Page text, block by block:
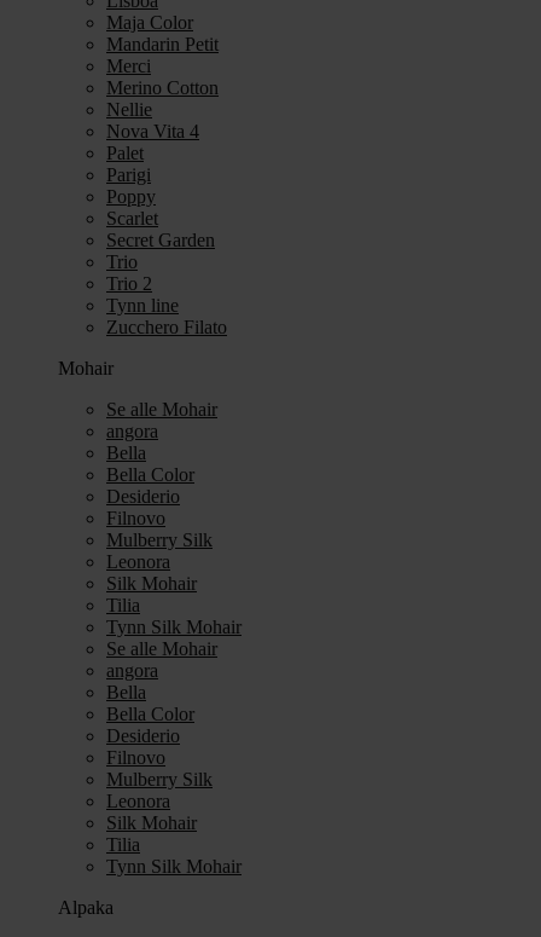
Maja Color
Mandarin Petit
Merci
Merino Cotton
Nellie
Nova Vita 4
Palet
Parigi
Poppy
Scarlet
Secret Garden
Trio
Trio 2
Tynn line
Zucchero Filato
Mohair
Se alle Mohair
angora
Bella
Bella Color
Desiderio
Filnovo
Mulberry Silk
Leonora
Silk Mohair
Tilia
Tynn Silk Mohair
Se alle Mohair
angora
Bella
Bella Color
Desiderio
Filnovo
Mulberry Silk
Leonora
Silk Mohair
Tilia
Tynn Silk Mohair
Alpaka